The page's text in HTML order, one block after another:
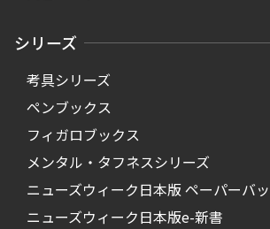
シリーズ
考具シリーズ
ペンブックス
フィガロブックス
メンタル・タフネスシリーズ
ニューズウィーク日本版 ペーパーバ
ニューズウィーク日本版e-新書